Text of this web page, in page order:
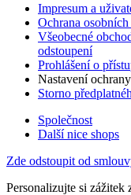
Impresum a
Ochrana osobních
Všeobecné
odstoupení
Prohlášení o
Nastavení
Storno
Společnost
Další nice shops
Zde odstoupit od
Personalizujte si zážitek